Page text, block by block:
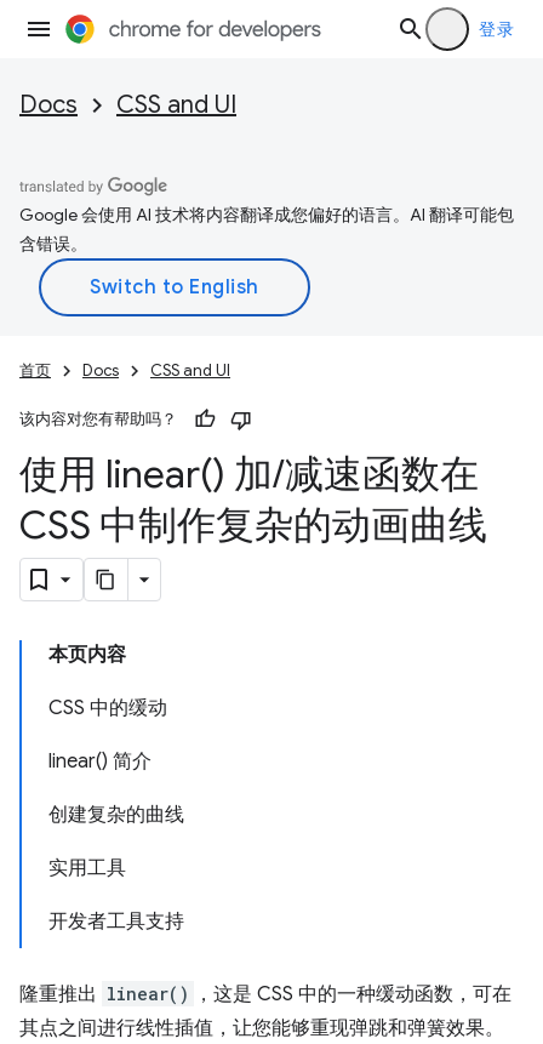
登录
Docs CSS and UI
Google 会使用 AI 技术将内容翻译成您偏好的语言。AI 翻译可能包
含错误。
首页 Docs CSS and UI
该内容对您有帮助吗？
使用 linear() 加/减速函数在
CSS 中制作复杂的动画曲线
本页内容
CSS 中的缓动
linear() 简介
创建复杂的曲线
实用工具
开发者工具支持
隆重推出 linear()
，这是 CSS 中的一种缓动函数，可在
其点之间进行线性插值，让您能够重现弹跳和弹簧效果。